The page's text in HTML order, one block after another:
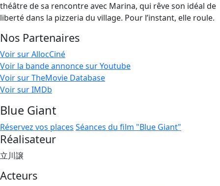
théâtre de sa rencontre avec Marina, qui rêve son idéal de
liberté dans la pizzeria du village. Pour l’instant, elle roule.
Nos Partenaires
Voir sur AllocCiné
Voir la bande annonce sur Youtube
Voir sur TheMovie Database
Voir sur IMDb
Blue Giant
Réservez vos places Séances du film "Blue Giant"
Réalisateur
立川譲
Acteurs